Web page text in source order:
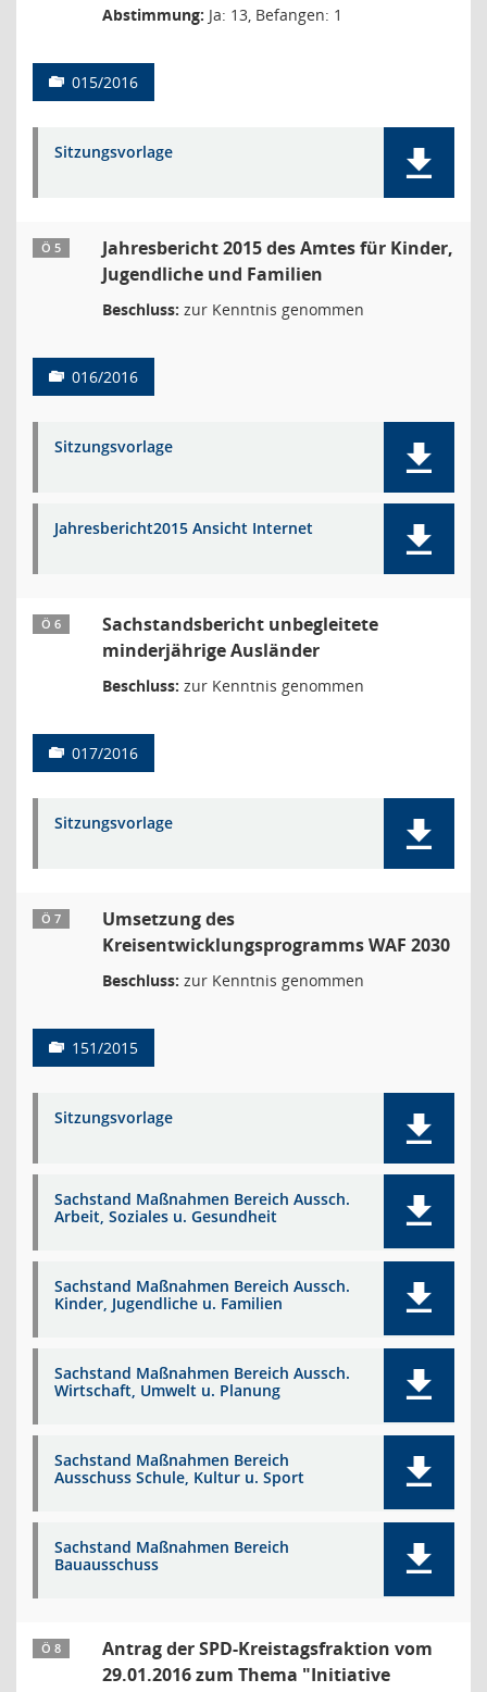
Abstimmung: Ja: 13, Befangen: 1
015/2016
Sitzungsvorlage
Ö 5
Jahresbericht 2015 des Amtes für Kinder,
Jugendliche und Familien
Beschluss: zur Kenntnis genommen
016/2016
Sitzungsvorlage
Jahresbericht2015 Ansicht Internet
Ö 6
Sachstandsbericht unbegleitete
minderjährige Ausländer
Beschluss: zur Kenntnis genommen
017/2016
Sitzungsvorlage
Ö 7
Umsetzung des
Kreisentwicklungsprogramms WAF 2030
Beschluss: zur Kenntnis genommen
151/2015
Sitzungsvorlage
Sachstand Maßnahmen Bereich Aussch.
Arbeit, Soziales u. Gesundheit
Sachstand Maßnahmen Bereich Aussch.
Kinder, Jugendliche u. Familien
Sachstand Maßnahmen Bereich Aussch.
Wirtschaft, Umwelt u. Planung
Sachstand Maßnahmen Bereich
Ausschuss Schule, Kultur u. Sport
Sachstand Maßnahmen Bereich
Bauausschuss
Ö 8
Antrag der SPD-Kreistagsfraktion vom
29.01.2016 zum Thema "Initiative